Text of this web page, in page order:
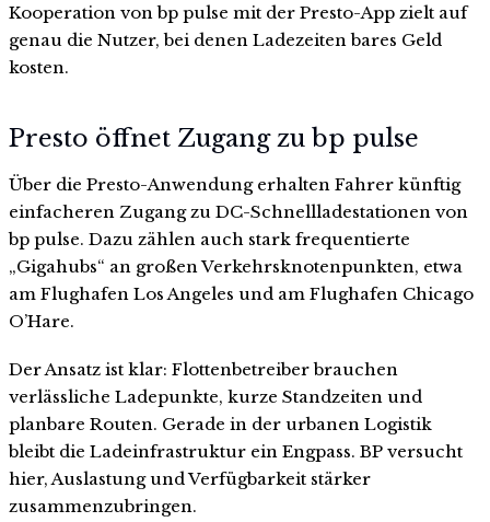
Kooperation von bp pulse mit der Presto-App zielt auf
genau die Nutzer, bei denen Ladezeiten bares Geld
kosten.
Presto öffnet Zugang zu bp pulse
Über die Presto-Anwendung erhalten Fahrer künftig
einfacheren Zugang zu DC-Schnellladestationen von
bp pulse. Dazu zählen auch stark frequentierte
„Gigahubs“ an großen Verkehrsknotenpunkten, etwa
am Flughafen Los Angeles und am Flughafen Chicago
O’Hare.
Der Ansatz ist klar: Flottenbetreiber brauchen
verlässliche Ladepunkte, kurze Standzeiten und
planbare Routen. Gerade in der urbanen Logistik
bleibt die Ladeinfrastruktur ein Engpass. BP versucht
hier, Auslastung und Verfügbarkeit stärker
zusammenzubringen.